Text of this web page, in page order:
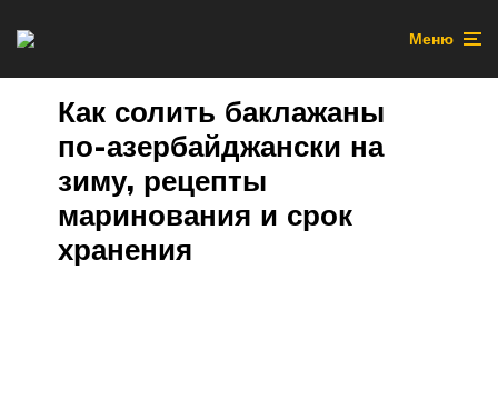
Меню
Как солить баклажаны
по-азербайджански на
зиму, рецепты
маринования и срок
хранения